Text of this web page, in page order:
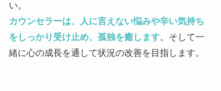
い。
カウンセラーは、人に言えない悩みや辛い気持ち
をしっかり受け止め、孤独を癒します。そして一
緒に心の成長を通して状況の改善を目指します。